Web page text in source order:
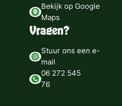
Bekijk op Google
Maps
Vragen?
Stuur ons een e-
mail
06 272 545
76